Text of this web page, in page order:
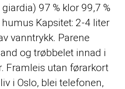
97 % klor 99,7 %
Kapsitet: 2-4 liter
vanntrykk. Parene
og trøbbelet innad i
Framleis utan førarkort
i Oslo, blei telefonen,